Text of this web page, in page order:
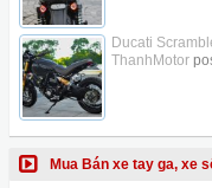
Ducati
ThanhMotor
Mua Bán xe tay ga, xe